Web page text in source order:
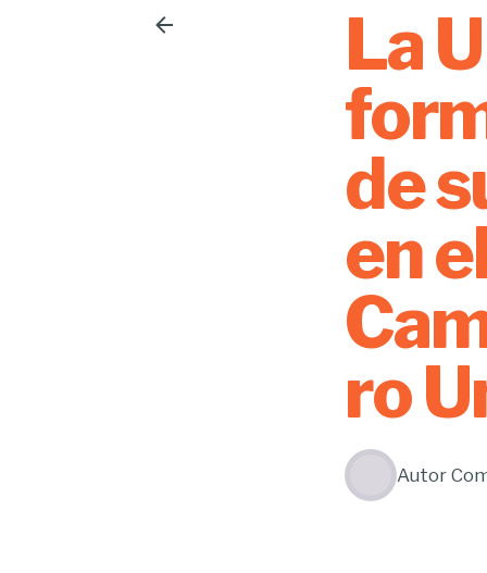
La
de
en
ro
Autor